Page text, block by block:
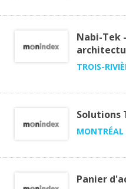
Nabi-Tek
TROIS-
Solutions
MONTRÉAL
Panier